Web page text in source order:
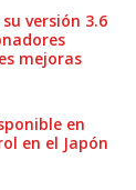
versión 3.6
mejoras
en
en el Japón